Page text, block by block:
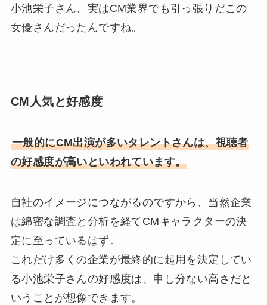
小池栄子さん、実はCM業界でも引っ張りだこの
女優さんだったんですね。
CM人気と好感度
一般的にCM出演が多いタレントさんは、視聴者
の好感度が高いといわれています。
自社のイメージにつながるのですから、当然企業
は綿密な調査と分析を経てCMキャラクターの決
定に至っているはず。
これだけ多くの企業が最終的に起用を決定してい
る小池栄子さんの好感度は、申し分ない高さだと
いうことが想像できます。